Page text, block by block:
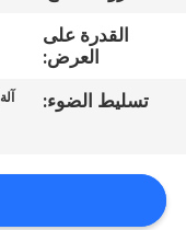
أخبار
القدرة على
العرض:
تسليط الضوء: